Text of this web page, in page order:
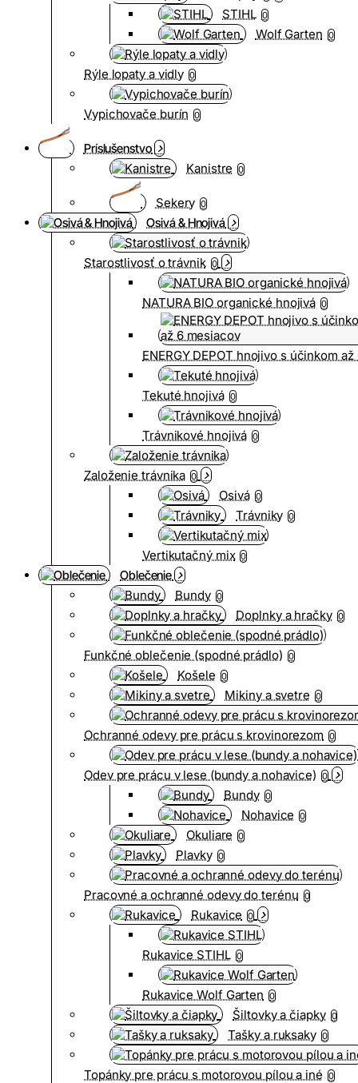
STIHL 0
Wolf Garten 0
Rýle lopaty a vidly 0
Vypichovače burín 0
Príslušenstvo
Kanistre 0
Sekery 0
Osivá & Hnojivá
Starostlivosť o trávnik 0
NATURA BIO organické hnojivá 0
ENERGY DEPOT hnojivo s účinkom
Tekuté hnojivá 0
Trávnikové hnojivá 0
Založenie trávnika 0
Osivá 0
Trávniky 0
Vertikutačný mix 0
Oblečenie
Bundy 0
Doplnky a hračky 0
Funkčné oblečenie (spodné prádlo) 0
Košele 0
Mikiny a svetre 0
Ochranné odevy pre prácu s krovinorezom 0
Odev pre prácu v lese (bundy a nohavice) 0
Bundy 0
Nohavice 0
Okuliare 0
Plavky 0
Pracovné a ochranné odevy do terénu 0
Rukavice 0
Rukavice STIHL 0
Rukavice Wolf Garten 0
Šiltovky a čiapky 0
Tašky a ruksaky 0
Topánky pre prácu s motorovou pílou a iné 0